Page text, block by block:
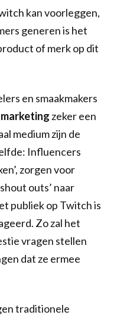
kan voorleggen,
generen is het
of merk op dit
en smaakmakers
zeker een
medium zijn de
Influencers
zorgen voor
outs’ naar
publiek op Twitch is
Zo zal het
vragen stellen
dat ze ermee
traditionele